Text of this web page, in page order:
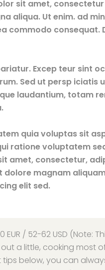
sit amet,
aliqua. Ut enim. ad
commodo
Excep teur sint
Sed ut persp iciatis
laudantium, totam
quia voluptas sit
ratione voluptatem
amet, consectetur,
magnam
elit sed.
EUR / 52-62 USD (Note:
a little, cooking most
below, you can